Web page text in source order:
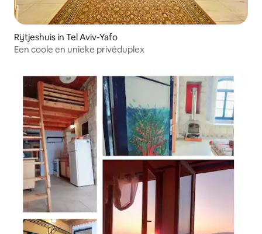
Rijtjeshuis in Tel Aviv-Yafo
Een coole en unieke privéduplex